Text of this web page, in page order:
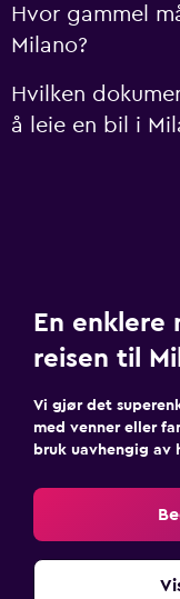
Hvor gammel
Milano?
Hvilken
å leie en bil i
En enklere
reisen til
Vi gjør det
med venner eller
bruk uavhengig av